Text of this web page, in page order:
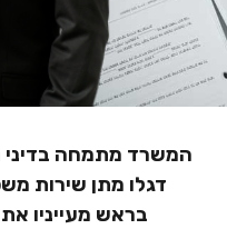
המשרד מתמחה בדיני
דגלו מתן שירות
בראש מעייניו